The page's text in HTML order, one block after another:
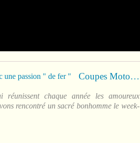
Coupes Moto Légende : un chaudronnier avec une passion " de fer "
chaque année les amoureux
rencontré un sacré bonhomme le week-